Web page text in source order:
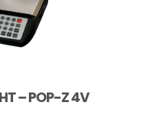
– POP-Z 4V